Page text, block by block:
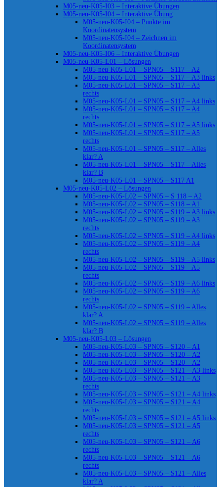
M05-neu-K05-I03 – Interaktive Übungen
M05-neu-K05-I04 – Interaktive Übung
M05-neu-K05-I04 – Punkte im
Koordinatensystem
M05-neu-K05-I04 – Zeichnen im
Koordinatensystem
M05-neu-K05-I06 – Interaktive Übungen
M05-neu-K05-L01 – Lösungen
M05-neu-K05-L01 – SPN05 – S117 – A2
M05-neu-K05-L01 – SPN05 – S117 – A3 links
M05-neu-K05-L01 – SPN05 – S117 – A3
rechts
M05-neu-K05-L01 – SPN05 – S117 – A4 links
M05-neu-K05-L01 – SPN05 – S117 – A4
rechts
M05-neu-K05-L01 – SPN05 – S117 – A5 links
M05-neu-K05-L01 – SPN05 – S117 – A5
rechts
M05-neu-K05-L01 – SPN05 – S117 – Alles
klar? A
M05-neu-K05-L01 – SPN05 – S117 – Alles
klar? B
M05-neu-K05-L01 – SPN05 – S117 A1
M05-neu-K05-L02 – Lösungen
M05-neu-K05-L02 – SPN05 – S 118 – A2
M05-neu-K05-L02 – SPN05 – S118 – A1
M05-neu-K05-L02 – SPN05 – S119 – A3 links
M05-neu-K05-L02 – SPN05 – S119 – A3
rechts
M05-neu-K05-L02 – SPN05 – S119 – A4 links
M05-neu-K05-L02 – SPN05 – S119 – A4
rechts
M05-neu-K05-L02 – SPN05 – S119 – A5 links
M05-neu-K05-L02 – SPN05 – S119 – A5
rechts
M05-neu-K05-L02 – SPN05 – S119 – A6 links
M05-neu-K05-L02 – SPN05 – S119 – A6
rechts
M05-neu-K05-L02 – SPN05 – S119 – Alles
klar? A
M05-neu-K05-L02 – SPN05 – S119 – Alles
klar? B
M05-neu-K05-L03 – Lösungen
M05-neu-K05-L03 – SPN05 – S120 – A1
M05-neu-K05-L03 – SPN05 – S120 – A2
M05-neu-K05-L03 – SPN05 – S120 – A2
M05-neu-K05-L03 – SPN05 – S121 – A3 links
M05-neu-K05-L03 – SPN05 – S121 – A3
rechts
M05-neu-K05-L03 – SPN05 – S121 – A4 links
M05-neu-K05-L03 – SPN05 – S121 – A4
rechts
M05-neu-K05-L03 – SPN05 – S121 – A5 links
M05-neu-K05-L03 – SPN05 – S121 – A5
rechts
M05-neu-K05-L03 – SPN05 – S121 – A6
rechts
M05-neu-K05-L03 – SPN05 – S121 – A6
rechts
M05-neu-K05-L03 – SPN05 – S121 – Alles
klar? A